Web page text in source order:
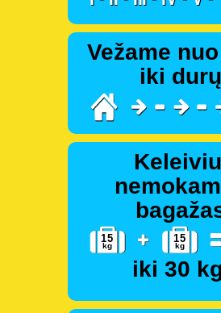
Vežame
iki durų
iki 30